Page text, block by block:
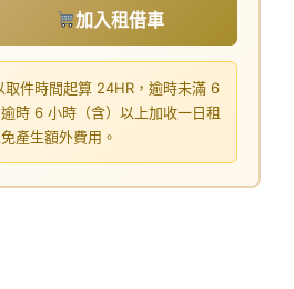
加入租借車
取件時間起算 24HR，逾時未滿 6
時 6 小時（含）以上加收一日租
產生額外費用。